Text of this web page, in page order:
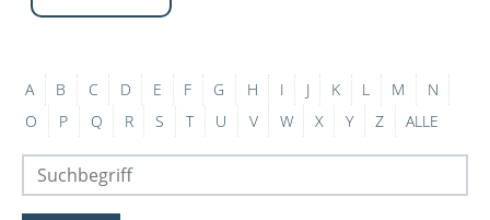
A B C D E F G H I J K L M
N
O
P Q R S T U V W X Y Z ALLE